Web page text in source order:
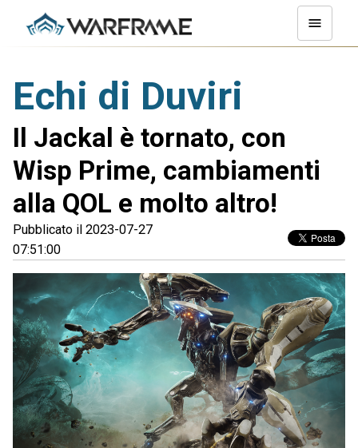
Echi di Duviri
Il Jackal è tornato, con
Wisp Prime, cambiamenti
alla QOL e molto altro!
Pubblicato il 2023-07-27
07:51:00